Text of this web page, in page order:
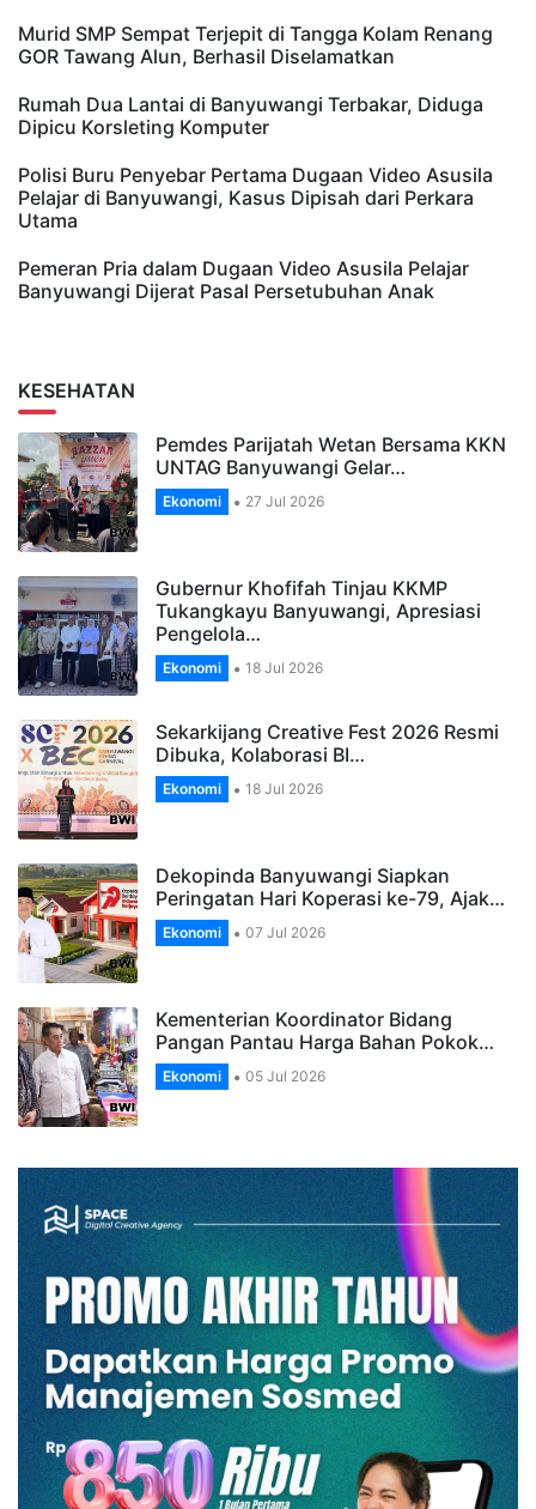
Murid SMP Sempat Terjepit di Tangga Kolam Renang
GOR Tawang Alun, Berhasil Diselamatkan
Rumah Dua Lantai di Banyuwangi Terbakar, Diduga
Dipicu Korsleting Komputer
Polisi Buru Penyebar Pertama Dugaan Video Asusila
Pelajar di Banyuwangi, Kasus Dipisah dari Perkara
Utama
Pemeran Pria dalam Dugaan Video Asusila Pelajar
Banyuwangi Dijerat Pasal Persetubuhan Anak
KESEHATAN
Pemdes Parijatah Wetan Bersama KKN
UNTAG Banyuwangi Gelar…
Ekonomi 27 Jul 2026
Gubernur Khofifah Tinjau KKMP
Tukangkayu Banyuwangi, Apresiasi
Pengelola…
Ekonomi 18 Jul 2026
Sekarkijang Creative Fest 2026 Resmi
Dibuka, Kolaborasi BI…
Ekonomi 18 Jul 2026
Dekopinda Banyuwangi Siapkan
Peringatan Hari Koperasi ke-79, Ajak…
Ekonomi 07 Jul 2026
Kementerian Koordinator Bidang
Pangan Pantau Harga Bahan Pokok…
Ekonomi 05 Jul 2026